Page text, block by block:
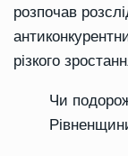
розпочав
різкого
Чи